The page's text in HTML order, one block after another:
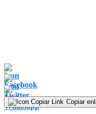
Copiar